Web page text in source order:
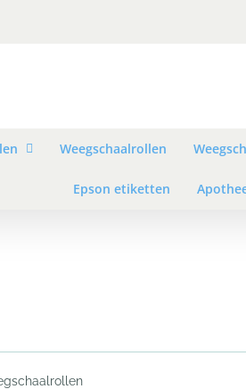
Weegschaalrollen
Epson etiketten